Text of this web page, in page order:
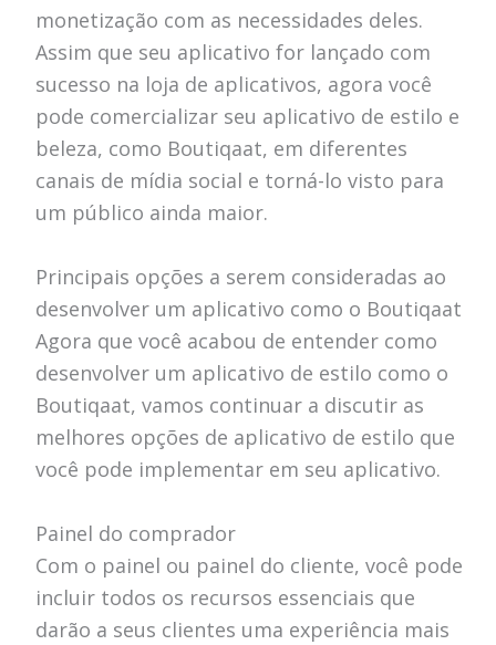
monetização com as necessidades deles.
Assim que seu aplicativo for lançado com
sucesso na loja de aplicativos, agora você
pode comercializar seu aplicativo de estilo e
beleza, como Boutiqaat, em diferentes
canais de mídia social e torná-lo visto para
um público ainda maior.
Principais opções a serem consideradas ao
desenvolver um aplicativo como o Boutiqaat
Agora que você acabou de entender como
desenvolver um aplicativo de estilo como o
Boutiqaat, vamos continuar a discutir as
melhores opções de aplicativo de estilo que
você pode implementar em seu aplicativo.
Painel do comprador
Com o painel ou painel do cliente, você pode
incluir todos os recursos essenciais que
darão a seus clientes uma experiência mais